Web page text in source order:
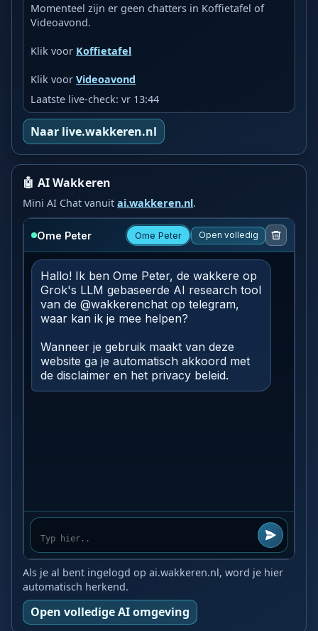
Momenteel zijn er geen chatters in Koffietafel of
Videoavond.
Klik voor Koffietafel
Klik voorVideoavond
Laatste live-check: vr 13:44
Naar live.wakkeren.nl
🤖 AI Wakkeren
Mini AI Chat vanuitai.wakkeren.nl.
Als je al bent ingelogd op ai.wakkeren.nl, word je hier
automatisch herkend.
Open volledige AI omgeving